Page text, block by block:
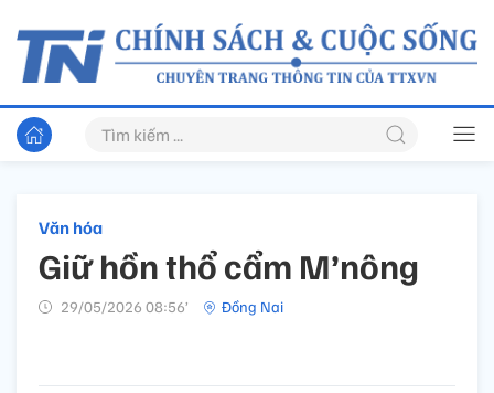
Văn hóa
Giữ hồn thổ cẩm M’nông
29/05/2026 08:56’ Đồng Nai